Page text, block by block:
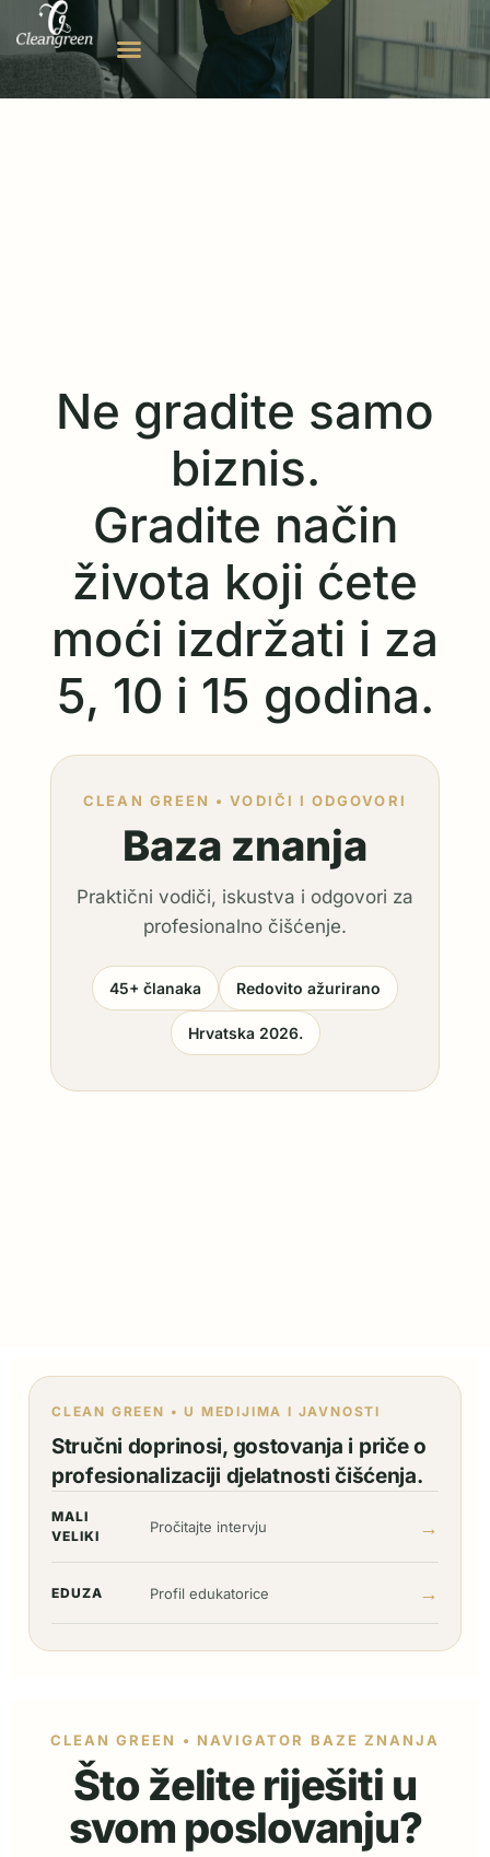
Ne gradite samo
biznis.
Gradite način
života koji ćete
moći izdržati i za
5, 10 i 15 godina.
CLEAN GREEN • VODIČI I ODGOVORI
Baza znanja
Praktični vodiči, iskustva i odgovori za
profesionalno čišćenje.
45+ članaka Redovito ažurirano
Hrvatska 2026.
CLEAN GREEN • U MEDIJIMA I JAVNOSTI
Stručni doprinosi, gostovanja i priče o
profesionalizaciji djelatnosti čišćenja.
MALI
VELIKI
Pročitajte intervju →
EDUZA Profil edukatorice →
CLEAN GREEN • NAVIGATOR BAZE ZNANJA
Što želite riješiti u
svom poslovanju?